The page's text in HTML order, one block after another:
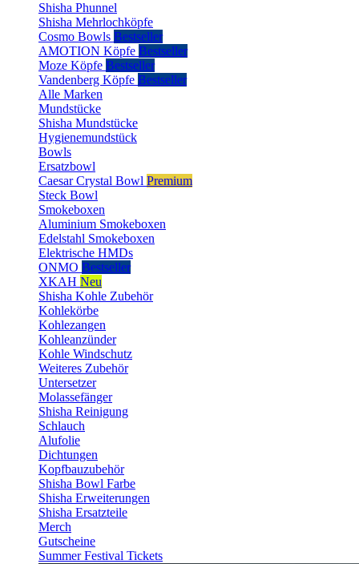
Shisha Phunnel
Shisha Mehrlochköpfe
Cosmo Bowls Bestseller
AMOTION Köpfe Bestseller
Moze Köpfe Bestseller
Vandenberg Köpfe Bestseller
Alle Marken
Mundstücke
Shisha Mundstücke
Hygienemundstück
Bowls
Ersatzbowl
Caesar Crystal Bowl Premium
Steck Bowl
Smokeboxen
Aluminium Smokeboxen
Edelstahl Smokeboxen
Elektrische HMDs
ONMO Bestseller
XKAH Neu
Shisha Kohle Zubehör
Kohlekörbe
Kohlezangen
Kohleanzünder
Kohle Windschutz
Weiteres Zubehör
Untersetzer
Molassefänger
Shisha Reinigung
Schlauch
Alufolie
Dichtungen
Kopfbauzubehör
Shisha Bowl Farbe
Shisha Erweiterungen
Shisha Ersatzteile
Merch
Gutscheine
Summer Festival Tickets